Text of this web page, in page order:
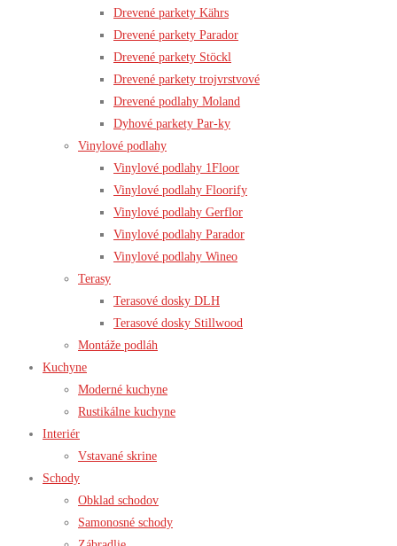
Drevené parkety Kährs
Drevené parkety Parador
Drevené parkety Stöckl
Drevené parkety trojvrstvové
Drevené podlahy Moland
Dyhové parkety Par-ky
Vinylové podlahy
Vinylové podlahy 1Floor
Vinylové podlahy Floorify
Vinylové podlahy Gerflor
Vinylové podlahy Parador
Vinylové podlahy Wineo
Terasy
Terasové dosky DLH
Terasové dosky Stillwood
Montáže podláh
Kuchyne
Moderné kuchyne
Rustikálne kuchyne
Interiér
Vstavané skrine
Schody
Obklad schodov
Samonosné schody